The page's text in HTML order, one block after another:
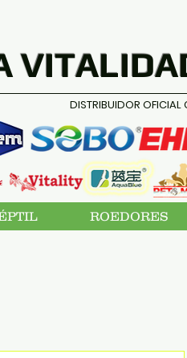
DISTRIBUIDOR OFICIAL
ROEDORES